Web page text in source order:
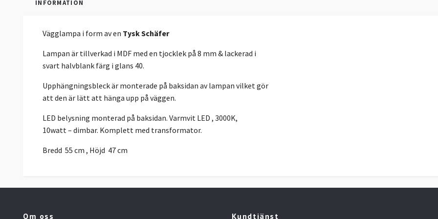
INFORMATION
Vägglampa i form av en Tysk Schäfer
Lampan är tillverkad i MDF med en tjocklek på 8 mm & lackerad i
svart halvblank färg i glans 40.
Upphängningsbleck är monterade på baksidan av lampan vilket gör
att den är lätt att hänga upp på väggen.
LED belysning monterad på baksidan. Varmvit LED , 3000K,
10watt – dimbar. Komplett med transformator.
Bredd 55 cm , Höjd 47 cm
Om oss Kundtjänst